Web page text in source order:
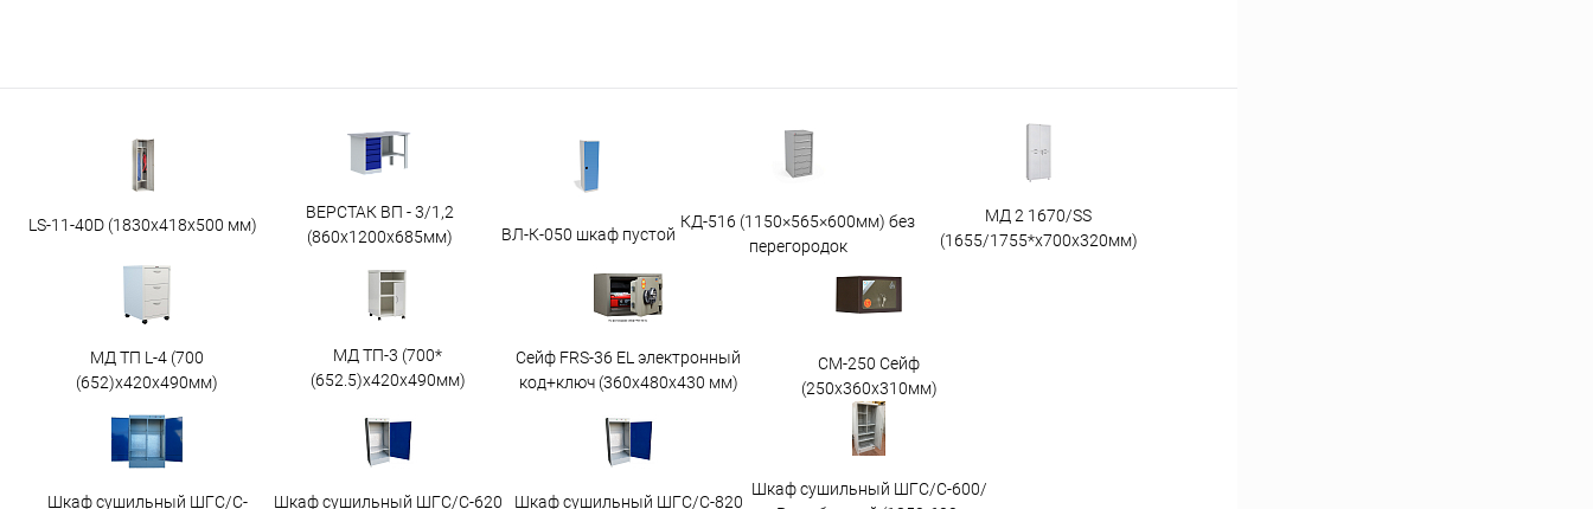
LS-11-40D (1830x418x500 мм)
ВЕРСТАК ВП - 3/1,2
(860х1200х685мм)
ВЛ-К-050 шкаф пустой
КД-516 (1150×565×600мм) без
перегородок
МД 2 1670/SS
(1655/1755*x700x320мм)
МД ТП L-4 (700
(652)x420x490мм)
МД ТП-3 (700*
(652.5)x420x490мм)
Сейф FRS-36 EL электронный
код+ключ (360x480x430 мм)
СМ-250 Сейф
(250х360х310мм)
Шкаф сушильный ШГС/C-
Шкаф сушильный ШГС/C-620
Шкаф сушильный ШГС/C-820
Шкаф сушильный ШГС/С-600/